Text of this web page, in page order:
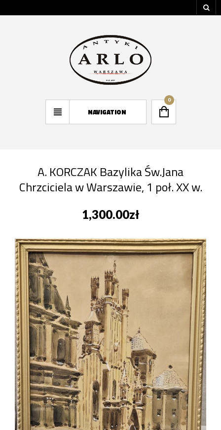
NAVIGATION
0
A. KORCZAK Bazylika Św.Jana
Chrzciciela w Warszawie, 1 poł. XX w.
1,300.00zł